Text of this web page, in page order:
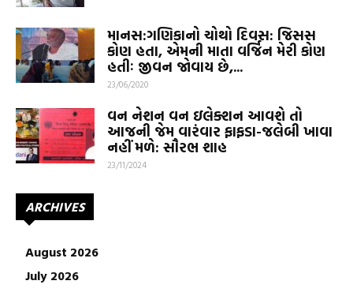
માનસ:ગણિકાનો ચોથો દિવસ: જિસસ
કોણ હતા, એમની માતા વર્જિન મેરી કોણ
હતીઃ જીવન જોવાય છે,...
23/06/2020
વન નેશન વન ઇલેક્શન આવશે તો
આજની જેમ વારંવાર ફાફડા-જલેબી ખાવા
નહીં મળે: સૌરભ શાહ
23/11/2024
ARCHIVES
August 2026
July 2026